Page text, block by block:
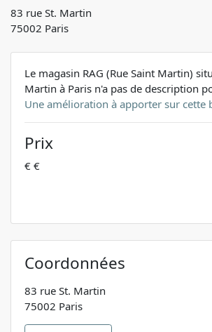
83 rue St. Martin
75002 Paris
Le magasin RAG (Rue Saint Martin)
Martin à Paris n'a pas de description
Une amélioration à apporter sur cette
Prix
€ €
Coordonnées
83 rue St. Martin
75002 Paris